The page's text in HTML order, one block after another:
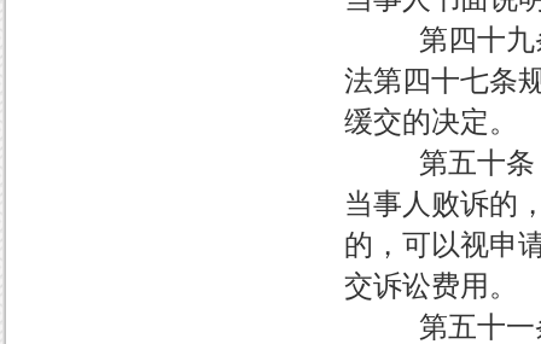
第四十九条
法第四十七条
缓交的决定。
第五十条
当事人败诉的
的，可以视申
交诉讼费用。
第五十一条